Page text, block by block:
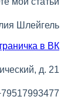
Шлейгель
в ВК
д. 21